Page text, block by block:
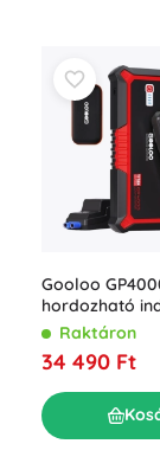
Gooloo
hordozható
akkumulátor
Raktáron
34 490 Ft